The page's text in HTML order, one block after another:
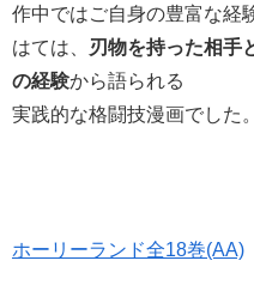
作中ではご自身の豊富な経
はては、
刃物を持った相手
の経験から語られる
実践的な格闘技漫画でした。
ホーリーランド全18巻(AA)